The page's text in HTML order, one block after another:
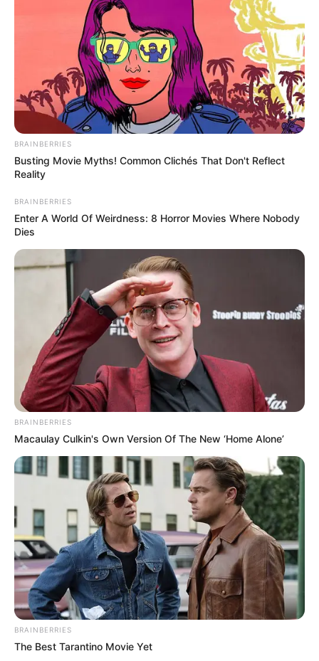
BRAINBERRIES
Busting Movie Myths! Common Clichés That Don't Reflect
Reality
BRAINBERRIES
Enter A World Of Weirdness: 8 Horror Movies Where Nobody
Dies
BRAINBERRIES
Macaulay Culkin's Own Version Of The New ‘Home Alone’
BRAINBERRIES
The Best Tarantino Movie Yet